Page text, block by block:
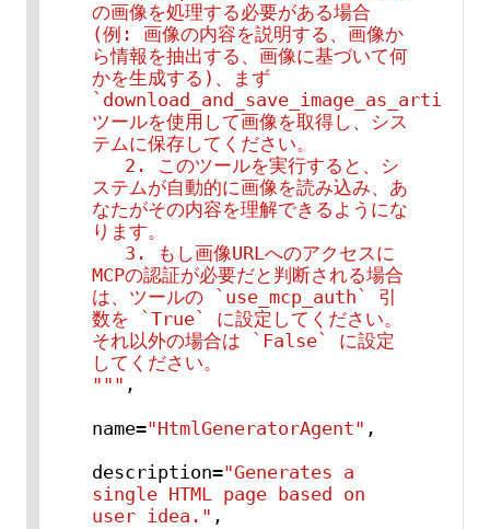
の画像を処理する必要がある場合
(例: 画像の内容を説明する、画像か
ら情報を抽出する、画像に基づいて何
かを生成する)、まず
ツールを使用して画像を取得し、シス
テムに保存してください。
ステムが自動的に画像を読み込み、あ
なたがその内容を理解できるようにな
ります。
MCPの認証が必要だと判断される場合
は、ツールの `use_mcp_auth` 引
数を `True` に設定してください。
それ以外の場合は `False` に設定
してください。
""" ,
name="HtmlGeneratorAgent" ,
description="Generates a
single HTML page based on
user idea." ,